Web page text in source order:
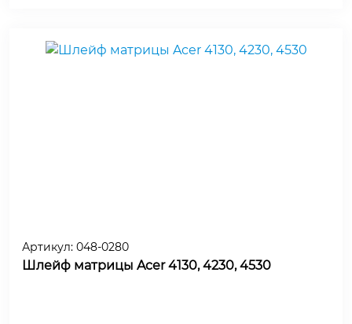
Артикул: 048-0280
Шлейф матрицы Acer 4130, 4230, 4530